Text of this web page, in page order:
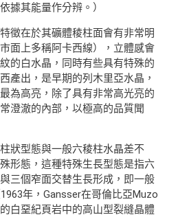
據其能量作分辨。）
徵在於其礦體稜柱面會有非常明
面上多稱阿卡西線），立體感會
的白水晶，同時有些具有特殊的
產出，是早期的列木里亞水晶，
為高亮，除了具有非常高光亮的
澄澈的內部，以極高的品質聞
狀型態與一般六稜柱水晶差不
形態，這種特殊生長型態是指六
三個窄面交替生長形成，即一般
年，Gansser在哥倫比亞Muzo
白堊紀頁岩中的高山型裂縫晶體